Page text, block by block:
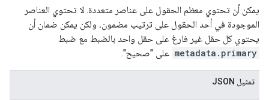
يمكن أن تحتوي معظم الحقول على عناصر متعددة. لا تحتوي العناصر
الموجودة في أحد الحقول على ترتيب مضمون، ولكن يمكن ضمان أن
يحتوي كل حقل غير فارغ على حقل واحد بالضبط مع ضبط
metadata.primary على "صحيح".
تمثيل JSON